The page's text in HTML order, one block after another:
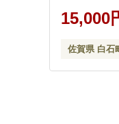
ーム】米
ご飯 白米
特A 令和8
白石町
15,000
佐賀県 白石